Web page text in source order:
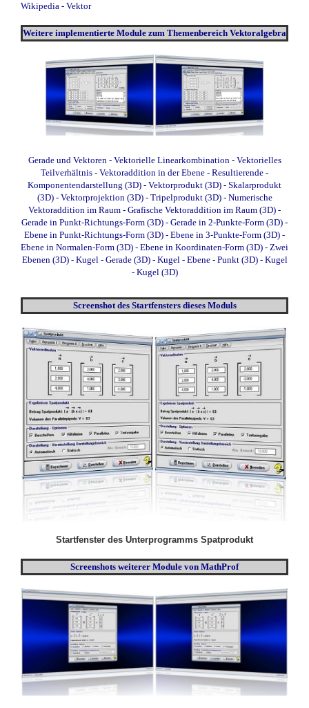
Wikipedia - Vektor
Weitere implementierte Module zum Themenbereich Vektoralgebra
Gerade und Vektoren - Vektorielle Linearkombination - Vektorielles
Teilverhältnis - Vektoraddition in der Ebene - Resultierende -
Komponentendarstellung (3D) - Vektorprodukt (3D) - Skalarprodukt
(3D)- Vektorprojektion (3D)- Tripelprodukt (3D)- Numerische
Vektoraddition im Raum - Grafische Vektoraddition im Raum (3D) -
Gerade in Punkt-Richtungs-Form (3D) - Gerade in 2-Punkte-Form (3D) -
Ebene in Punkt-Richtungs-Form (3D) - Ebene in 3-Punkte-Form (3D) -
Ebene in Normalen-Form (3D) - Ebene in Koordinaten-Form (3D) - Zwei
Ebenen (3D)- Kugel - Gerade (3D)- Kugel - Ebene - Punkt (3D)- Kugel
- Kugel (3D)
Screenshot des Startfensters dieses Moduls
Startfenster des Unterprogramms Spatprodukt
Screenshots weiterer Module von MathProf